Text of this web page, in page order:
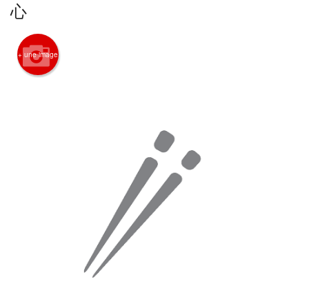
Connection
Inscription
Panier (0)
心
+ une image